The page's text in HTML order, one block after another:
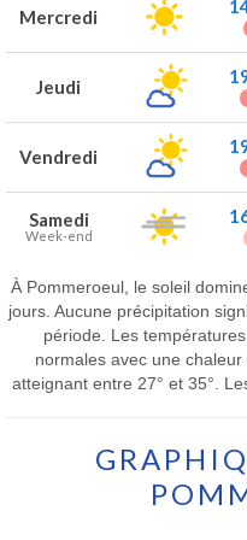
Mercredi
Jeudi
Vendredi
Samedi
Week-end
À Pommeroeul, le soleil
jours. Aucune précipitation
période. Les
normales avec une
atteignant entre 27° et 35°.